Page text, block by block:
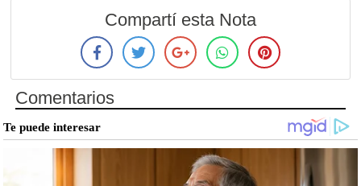
Compartí esta Nota
Comentarios